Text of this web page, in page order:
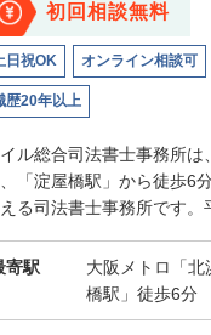
初回相談無料
日祝OK オンライン相談可
歴20年以上
ル総合司法書士事務所
「淀屋橋駅」から徒歩6
る司法書士事務所です。
寄駅
大阪メトロ「
橋駅」徒歩6分